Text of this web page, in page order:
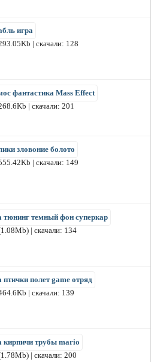
игра
| скачали: 128
фантастика Mass Effect
| скачали: 201
зловоние болото
| скачали: 149
тюнинг темный фон суперкар
| скачали: 134
птички полет game отряд
| скачали: 139
кирпичи трубы mario
| скачали: 200